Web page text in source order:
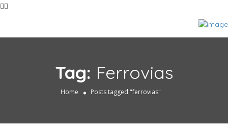
Tag: Ferrovias
Home Posts tagged "ferrovias"